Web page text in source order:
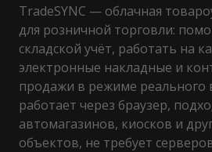
TradeSYNC — облачная
для розничной торговли:
складской учёт, работать на
электронные накладные и
продажи в режиме реального
работает через браузер,
автомагазинов, киосков и
объектов, не требует